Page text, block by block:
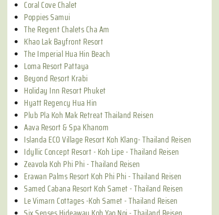
Coral Cove Chalet
Poppies Samui
The Regent Chalets Cha Am
Khao Lak Bayfront Resort
The Imperial Hua Hin Beach
Loma Resort Pattaya
Beyond Resort Krabi
Holiday Inn Resort Phuket
Hyatt Regency Hua Hin
Plub Pla Koh Mak Retreat Thailand Reisen
Aava Resort & Spa Khanom
Islanda ECO Village Resort Koh Klang- Thailand Reisen
Idyllic Concept Resort - Koh Lipe - Thailand Reisen
Zeavola Koh Phi Phi - Thailand Reisen
Erawan Palms Resort Koh Phi Phi - Thailand Reisen
Samed Cabana Resort Koh Samet - Thailand Reisen
Le Vimarn Cottages -Koh Samet - Thailand Reisen